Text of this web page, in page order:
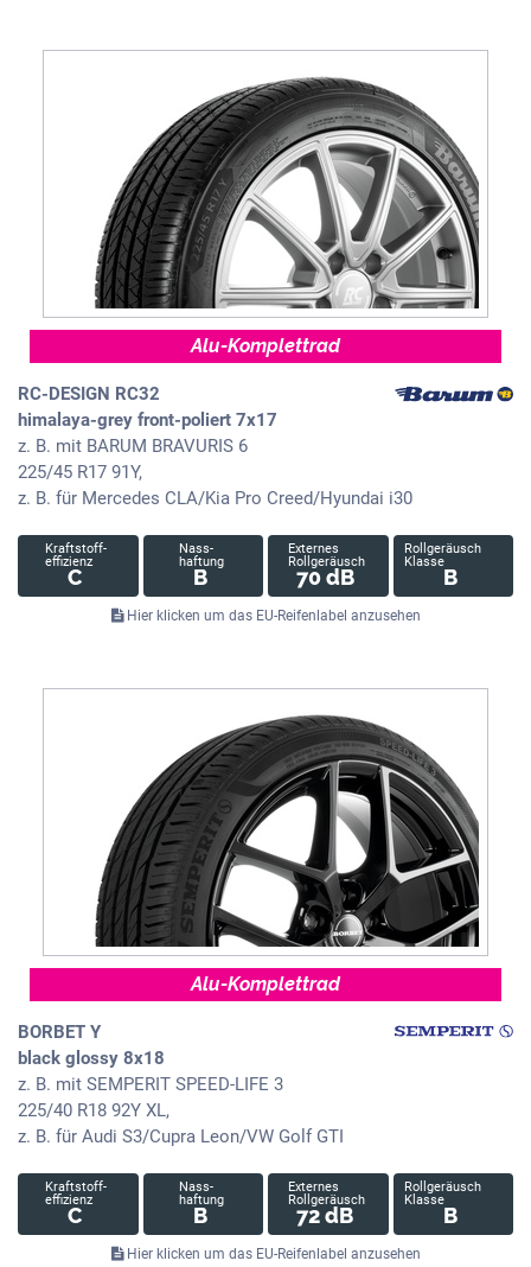
Alu-Komplettrad
RC-DESIGN RC32
himalaya-grey front-poliert 7x17
z. B. mit BARUM BRAVURIS 6
225/45 R17 91Y,
z. B. für Mercedes CLA/Kia Pro Creed/Hyundai i30
Kraftstoff-
effizienz
C
Nass-
haftung
B
Externes
Rollgeräusch
70 dB
Rollgeräusch
Klasse
B
Hier klicken um das EU-Reifenlabel anzusehen
Alu-Komplettrad
BORBET Y
black glossy 8x18
z. B. mit SEMPERIT SPEED-LIFE 3
225/40 R18 92Y XL,
z. B. für Audi S3/Cupra Leon/VW Golf GTI
Kraftstoff-
effizienz
C
Nass-
haftung
B
Externes
Rollgeräusch
72 dB
Rollgeräusch
Klasse
B
Hier klicken um das EU-Reifenlabel anzusehen